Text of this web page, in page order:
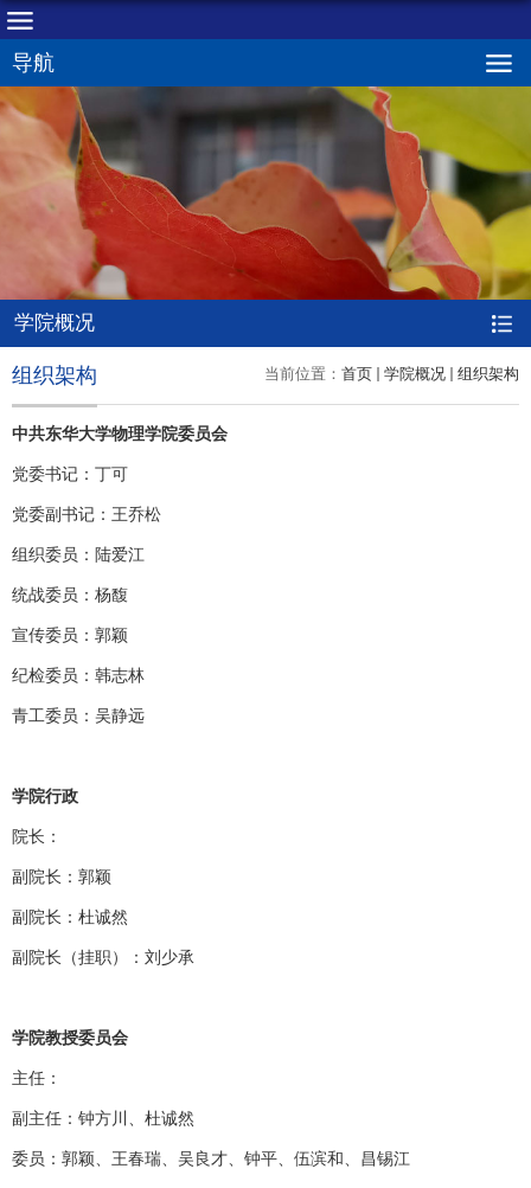
导航
学院概况
当前位置： 首页 学院概况 组织架构
组织架构
中共东华大学物理学院委员会
党委书记：丁可
党委副书记：王乔松
组织委员：陆爱江
统战委员：杨馥
宣传委员：郭颖
纪检委员：韩志林
青工委员：吴静远
学院行政
院长：
副院长：郭颖
副院长：杜诚然
副院长（挂职）：刘少承
学院教授委员会
主任：
副主任： 钟方川、杜诚然
委员： 郭颖、王春瑞、吴良才、钟平、伍滨和、昌锡江